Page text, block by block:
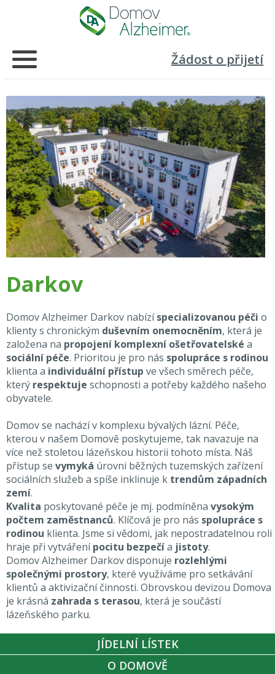
Žádost o přijetí
Darkov
Domov Alzheimer Darkov nabízíspecializovanou péči o
klienty s chronickým duševním onemocněním, která je
založena na propojení komplexní ošetřovatelské a
sociální péče. Prioritou je pro nás spolupráce s rodinou
klienta a individuální přístup ve všech směrech péče,
který respektuje schopnosti a potřeby každého našeho
obyvatele.
Domov se nachází v komplexu bývalých lázní. Péče,
kterou v našem Domově poskytujeme, tak navazuje na
více než stoletou lázeňskou historii tohoto místa. Náš
přístup se vymyká úrovni běžných tuzemských zařízení
sociálních služeb a spíše inklinuje k trendům západních
zemí.
Kvalita poskytované péče je mj. podmíněna vysokým
počtem zaměstnanců. Klíčová je pro nás spolupráce s
rodinou klienta. Jsme si vědomi, jak nepostradatelnou roli
hraje při vytvářenípocitu bezpečía jistoty.
Domov Alzheimer Darkov disponuje rozlehlými
společnými prostory, které využíváme pro setkávání
klientů a aktivizační činnosti. Obrovskou devizou Domova
je krásná zahrada s terasou, která je součástí
lázeňského parku.
JÍDELNÍ LÍSTEK
O DOMOVĚ